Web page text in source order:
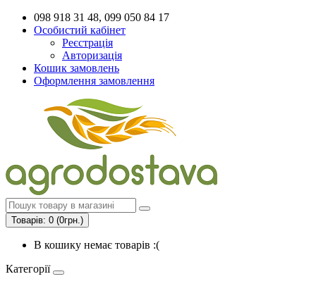
098 918 31 48, 099 050 84 17
Особистий кабінет
Реєстрація
Авторизація
Кошик замовлень
Оформлення замовлення
Товарів: 0 (0грн.)
В кошику немає товарів :(
Категорії